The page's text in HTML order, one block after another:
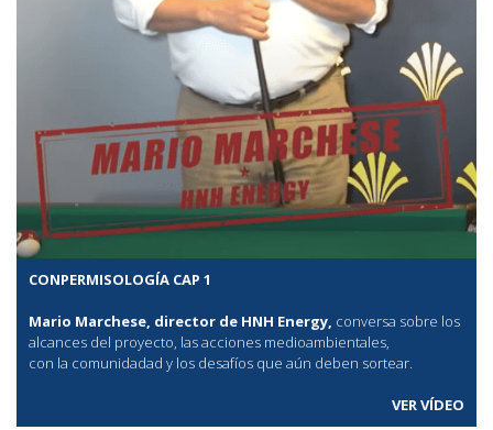
CONPERMISOLOGÍA CAP 1
Mario Marchese, director de HNH Energy, conversa sobre los
alcances del proyecto, las acciones medioambientales,
con la comunidadad y los desafíos que aún deben sortear.
VER VÍDEO